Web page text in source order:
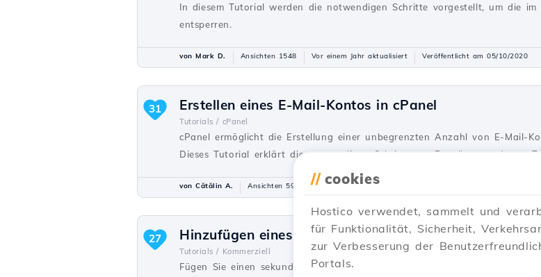
In diesem Tutorial werden die notwendigen Schritte vorgestellt, um die
entsperren.
von Mark D. Ansichten 1548 Vor einem Jahr aktualisiert Veröffentlicht am 05/10/2020
Erstellen eines E-Mail-Kontos in cPanel
Tutorials / cPanel
cPanel ermöglicht die Erstellung einer unbegrenzten Anzahl von E-Mail-
Dieses Tutorial erklärt die notwendigen Schritte zur Erstellung und zum
31
von Cătălin A. Ansichten 5931 Vor 2 Jahren aktualisiert
Hinzufügen eines sekundären Kontakts (Unterkontakt)
Tutorials / Kommerziell
Fügen Sie einen sekundären Kontakt im Hostico-Kundenkonto hinzu,
27
// cookies
Hostico verwendet, sammelt und
für Funktionalität, Sicherheit,
zur Verbesserung der
Portals.